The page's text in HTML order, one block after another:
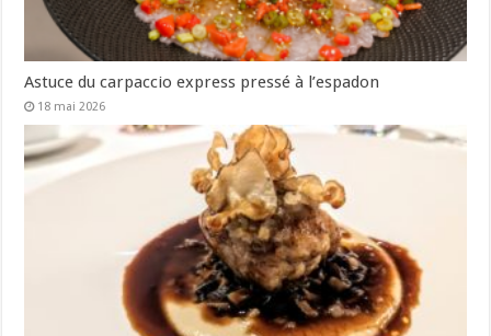
Astuce du carpaccio express pressé à l’espadon
18 mai 2026